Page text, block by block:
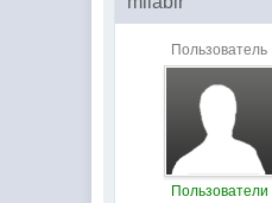
Пользователь
Пользователи